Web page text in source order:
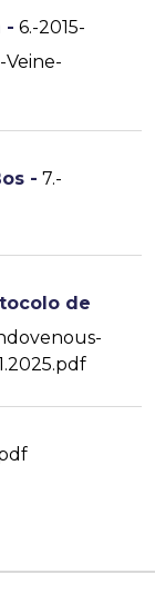
- 6.-2015-
- 7.-
de